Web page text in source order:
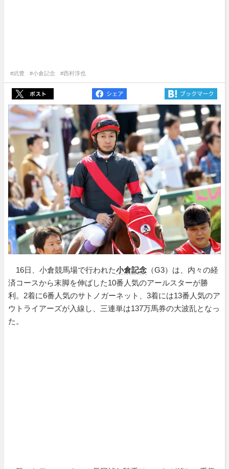
#武豊 #小倉記念 #西村淳也
16日、小倉競馬場で行われた小倉記念 （G3）は、内々の経
済コースから末脚を伸ばした10番人気のアールスターが勝
利。2着に6番人気のサトノガーネット、3着には13番人気のア
ウトライアーズが入線し、三連単は137万馬券の大波乱となっ
た。